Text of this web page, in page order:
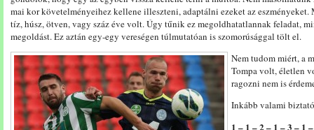
mai kor követelményeihez kellene illeszteni, adaptálni ezeket az eszményeket.
tíz, húsz, ötven, vagy száz éve volt. Úgy tűnik ez megoldhatatlannak feladat,
megoldást. Ez aztán egy-egy vereségen túlmutatóan is szomorúsággal tölt el.
Nem tudom miért, a
Tompa volt, életlen
ragozni nem is
Inkább valami
1 – 1 – 2 – 1 – 3 – 1